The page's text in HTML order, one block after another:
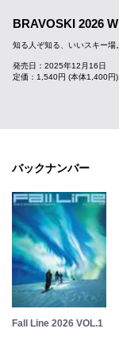
BRAVOSKI 2026
知る人ぞ知る、いいスキー
発売日：2025年12月16日
定価：1,540円 (本体1,400円)
バックナンバー
Fall Line 2026 VOL.1